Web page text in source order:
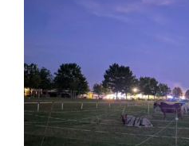
RoFlexs Zäune,Basic Serie,
Pony & Kleinpferde-Zäune
RoFlexs Basic 98 Zaun Pfosten